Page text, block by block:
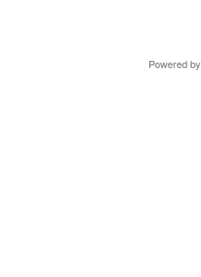
Powered by